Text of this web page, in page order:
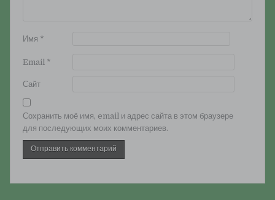
Имя *
Email *
Сайт
Сохранить моё имя, email и адрес сайта в этом браузере
для последующих моих комментариев.